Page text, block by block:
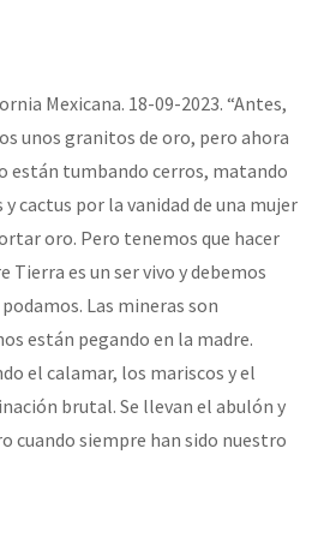
Mexicana. 18-09-2023. “Antes,
unos granitos de oro, pero ahora
están tumbando cerros, matando
cactus por la vanidad de una mujer
oro. Pero tenemos que hacer
Tierra es un ser vivo y debemos
Las mineras son
están pegando en la madre.
el calamar, los mariscos y el
brutal. Se llevan el abulón y
cuando siempre han sido nuestro